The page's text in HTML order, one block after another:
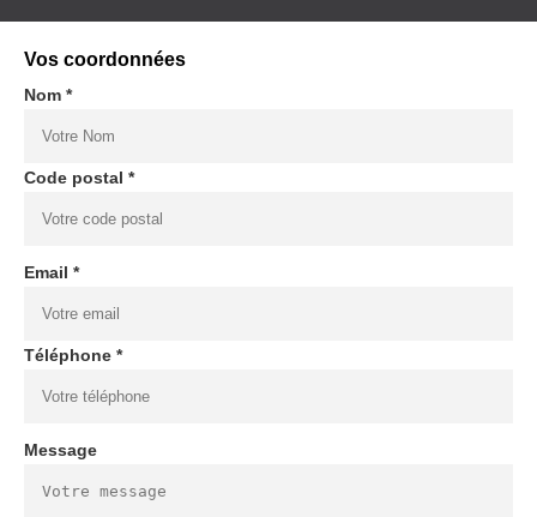
Vos coordonnées
Nom *
Code postal *
Email *
Téléphone *
Message